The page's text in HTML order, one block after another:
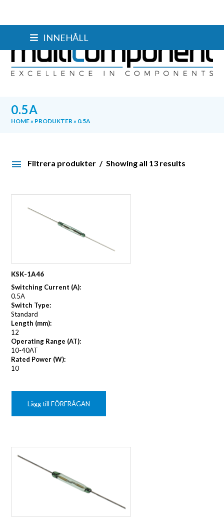
INNEHÅLL
0.5A
HOME» PRODUKTER» 0.5A
Filtrera produkter Showing all 13 results
KSK-1A46
Switching Current (A):
0.5A
Switch Type:
Standard
Length (mm):
12
Operating Range (AT):
10-40AT
Rated Power (W):
10
Lägg till FÖRFRÅGAN